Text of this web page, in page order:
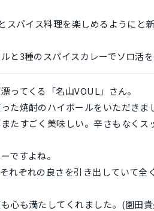
スパイス料理を楽しめるようにと
と3種のスパイスカレーでソロ活を
ってくる「名山VOUL」さん。
た焼酎のハイボールをいただきま
たすごく美味しい。辛さもなくス
ですよね。
れぞれの良さを引き出していて全
心も満たしてくれました。(園田